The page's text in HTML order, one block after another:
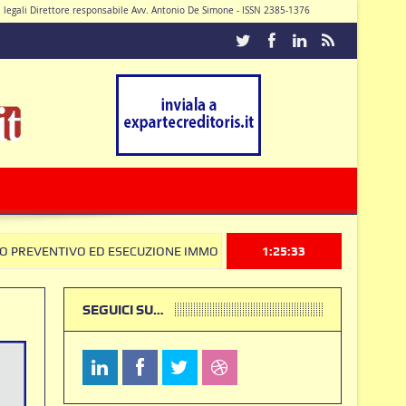
Direttore responsabile Avv. Antonio De Simone - ISSN 2385-1376
ED ESECUZIONE IMMOBILIARE: la Corte Costituzionale frena sul
1:25:34
SEGUICI SU…